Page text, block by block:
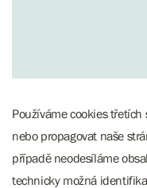
Používáme cookies
nebo propagovat naše
případě neodesíláme
technicky možná